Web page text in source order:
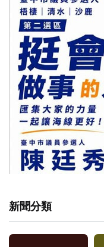
新聞分類